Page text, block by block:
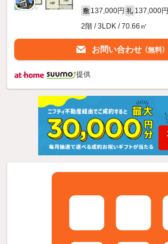
敷 137,000円 礼 137,000円
2階 / 3LDK / 70.66㎡
お問い合わせ （無料）
提供